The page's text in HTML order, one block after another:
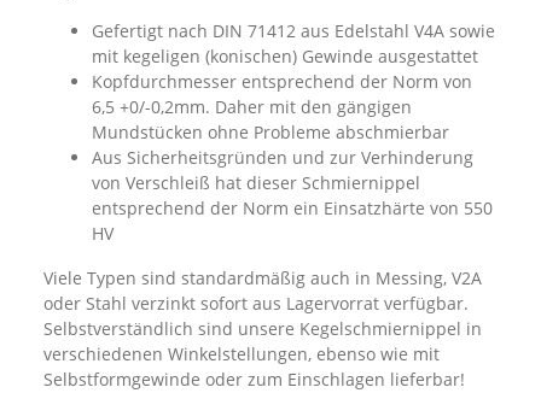
Gefertigt nach DIN 71412 aus Edelstahl V4A sowie
mit kegeligen (konischen) Gewinde ausgestattet
Kopfdurchmesser entsprechend der Norm von
6,5 +0/-0,2mm. Daher mit den gängigen
Mundstücken ohne Probleme abschmierbar
Aus Sicherheitsgründen und zur Verhinderung
von Verschleiß hat dieser Schmiernippel
entsprechend der Norm ein Einsatzhärte von 550
HV
Viele Typen sind standardmäßig auch in Messing, V2A
oder Stahl verzinkt sofort aus Lagervorrat verfügbar.
Selbstverständlich sind unsere Kegelschmiernippel in
verschiedenen Winkelstellungen, ebenso wie mit
Selbstformgewinde oder zum Einschlagen lieferbar!